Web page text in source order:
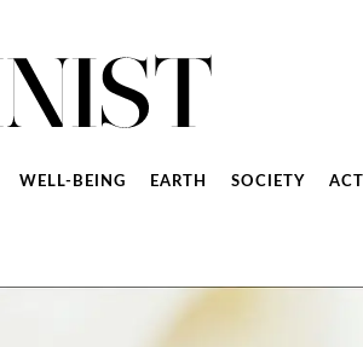
WELL-BEING EARTH SOCIETY